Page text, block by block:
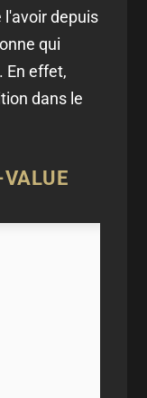
l'avoir depuis
qui
En effet,
dans le